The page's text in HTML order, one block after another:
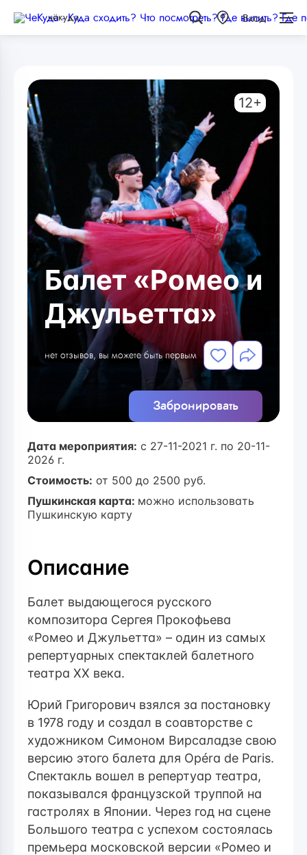
чёкуда Вход
Балет «Ромео и
Джульетта»
нет отзывов, вы можете быть первым
Забронировать
12+
Дата мероприятия: с 27-11-2021 г. по 20-11-
2026 г.
Стоимость: от 500 до 2500 руб.
Пушкинская карта: можно использовать
Пушкинскую карту
Описание
Балет выдающегося русского
композитора Сергея Прокофьева
«Ромео и Джульетта» – один из самых
репертуарных спектаклей балетного
театра ХХ века.
Юрий Григорович взялся за постановку
в 1978 году и создал в соавторстве с
художником Симоном Вирсаладзе свою
версию этого балета для Opéra de Paris.
Спектакль вошел в репертуар театра,
показывался французской труппой на
гастролях в Японии. Через год на сцене
Большого театра с успехом состоялась
премьера московской версии «Ромео и